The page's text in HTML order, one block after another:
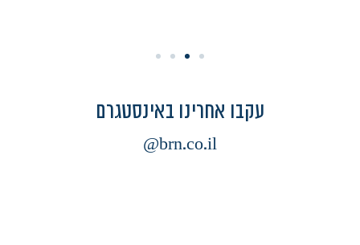
עקבו אחרינו באינסטגרם
brn.co.il@